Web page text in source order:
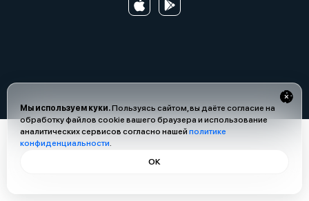
Мы используем куки.Пользуясь сайтом, вы даёте согласие на
обработку файлов cookie вашего браузера и использование
аналитических сервисов согласно нашей политике
конфиденциальности.
ОК